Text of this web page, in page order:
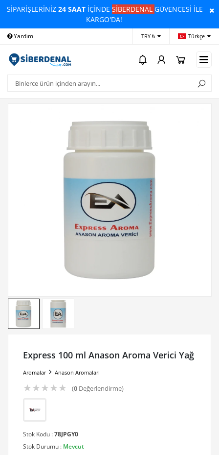
SİPARİŞLERİNİZ24 SAAT İÇİNDESİBERDENALGÜVENCESİ İLE
KARGO'DA!
Yardım Ödeme Bildirimi
TRY ₺ Türkçe
Express 100 ml Anason Aroma Verici Yağ
Aromalar Anason Aromaları
★★★★★ (0Değerlendirme)
Stok Kodu :78JPGY0
Stok Durumu : Mevcut